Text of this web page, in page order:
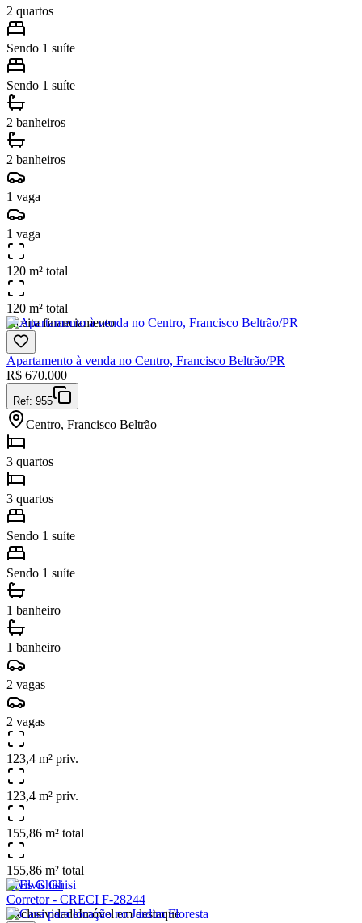
2 quartos
Sendo 1 suíte
Sendo 1 suíte
2 banheiros
2 banheiros
1 vaga
1 vaga
120 m² total
120 m² total
Aceita financiamento
Apartamento à venda no Centro, Francisco Beltrão/PR
R$ 670.000
Ref: 955
Centro, Francisco Beltrão
3 quartos
3 quartos
Sendo 1 suíte
Sendo 1 suíte
1 banheiro
1 banheiro
2 vagas
2 vagas
123,4 m² priv.
123,4 m² priv.
155,86 m² total
155,86 m² total
Elvis Ghisi
Corretor - CRECI F-28244
ExclusividadeImóvel em destaque